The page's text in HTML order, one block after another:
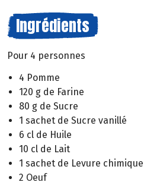
Ingrédients
Pour 4 personnes
4 Pomme
120 g de Farine
80 g de Sucre
1 sachet de Sucre vanillé
6 cl de Huile
10 cl de Lait
1 sachet de Levure chimique
2 Oeuf